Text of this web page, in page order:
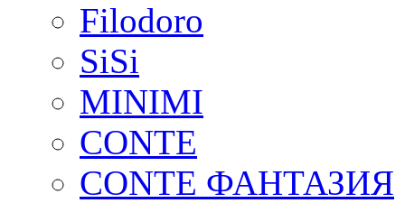
Filodoro
SiSi
MINIMI
CONTE
CONTE ФАНТАЗИЯ